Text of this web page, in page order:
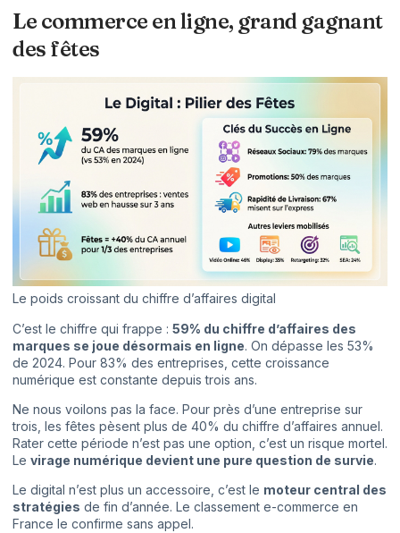
Le commerce en ligne, grand gagnant
des fêtes
Le poids croissant du chiffre d’affaires digital
C’est le chiffre qui frappe : 59% du chiffre d’affaires des
marques se joue désormais en ligne. On dépasse les 53%
de 2024. Pour 83% des entreprises, cette croissance
numérique est constante depuis trois ans.
Ne nous voilons pas la face. Pour près d’une entreprise sur
trois, les fêtes pèsent plus de 40% du chiffre d’affaires annuel.
Rater cette période n’est pas une option, c’est un risque mortel.
Le virage numérique devient une pure question de survie.
Le digital n’est plus un accessoire, c’est le moteur central des
stratégies de fin d’année. Le classement e-commerce en
France le confirme sans appel.